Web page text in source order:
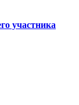
участника